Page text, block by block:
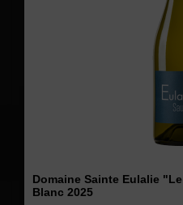
Domaine Sainte Eulalie
Blanc 2025